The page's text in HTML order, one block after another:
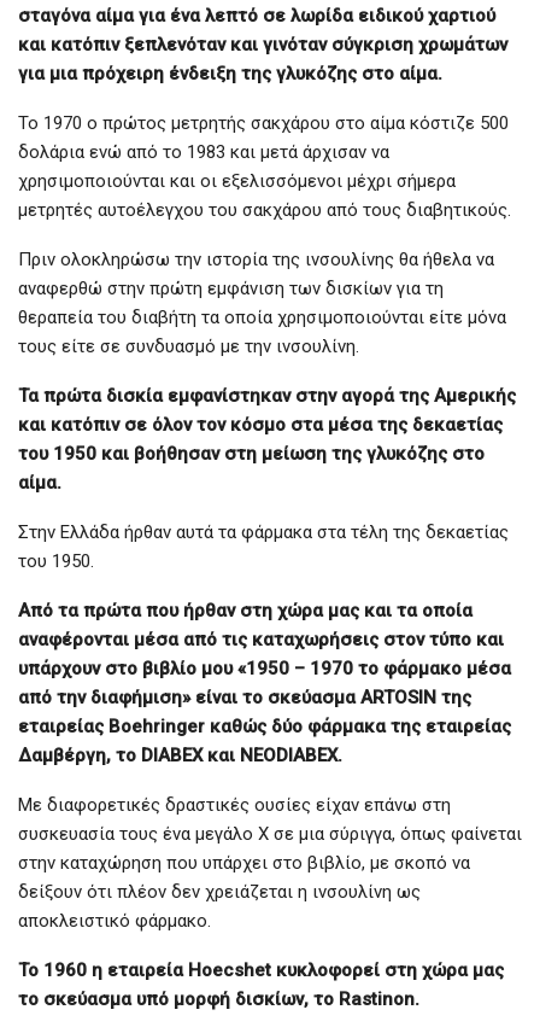
σταγόνα αίμα για ένα λεπτό σε λωρίδα ειδικού χαρτιού
και κατόπιν ξεπλενόταν και γινόταν σύγκριση χρωμάτων
για μια πρόχειρη ένδειξη της γλυκόζης στο αίμα.
Το 1970 ο πρώτος μετρητής σακχάρου στο αίμα κόστιζε 500
δολάρια ενώ από το 1983 και μετά άρχισαν να
χρησιμοποιούνται και οι εξελισσόμενοι μέχρι σήμερα
μετρητές αυτοέλεγχου του σακχάρου από τους διαβητικούς.
Πριν ολοκληρώσω την ιστορία της ινσουλίνης θα ήθελα να
αναφερθώ στην πρώτη εμφάνιση των δισκίων για τη
θεραπεία του διαβήτη τα οποία χρησιμοποιούνται είτε μόνα
τους είτε σε συνδυασμό με την ινσουλίνη.
Τα πρώτα δισκία εμφανίστηκαν στην αγορά της Αμερικής
και κατόπιν σε όλον τον κόσμο στα μέσα της δεκαετίας
του 1950 και βοήθησαν στη μείωση της γλυκόζης στο
αίμα.
Στην Ελλάδα ήρθαν αυτά τα φάρμακα στα τέλη της δεκαετίας
του 1950.
Από τα πρώτα που ήρθαν στη χώρα μας και τα οποία
αναφέρονται μέσα από τις καταχωρήσεις στον τύπο και
υπάρχουν στο βιβλίο μου «1950 – 1970 το φάρμακο μέσα
από την διαφήμιση» είναι το σκεύασμα ARTOSIN της
εταιρείας Boehringer καθώς δύο φάρμακα της εταιρείας
Δαμβέργη, το DIABEX και NEODIABEX.
Με διαφορετικές δραστικές ουσίες είχαν επάνω στη
συσκευασία τους ένα μεγάλο Χ σε μια σύριγγα, όπως φαίνεται
στην καταχώρηση που υπάρχει στο βιβλίο, με σκοπό να
δείξουν ότι πλέον δεν χρειάζεται η ινσουλίνη ως
αποκλειστικό φάρμακο.
Το 1960 η εταιρεία Hoecshet κυκλοφορεί στη χώρα μας
το σκεύασμα υπό μορφή δισκίων, το Rastinon.